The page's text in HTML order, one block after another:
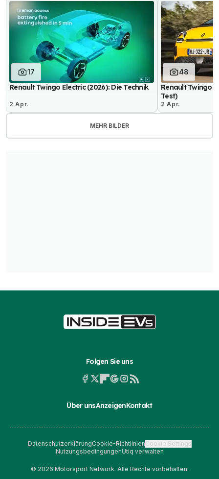
17
Renault Twingo Electric (2026): Die Technik
2 Apr.
48
Renault Twingo
Test)
2 Apr.
MEHR BILDER
Folgen Sie uns
Über unsAnzeigenKontakt
DatenschutzerklärungCookie-RichtlinienCookie Settings
NutzungsbedingungenUtiq verwalten
© 2026 Motorsport Network. Alle Rechte vorbehalten.